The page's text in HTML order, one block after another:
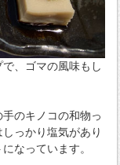
、ゴマの風味もし
のキノコの和物っ
っかり塩気があり
なっています。